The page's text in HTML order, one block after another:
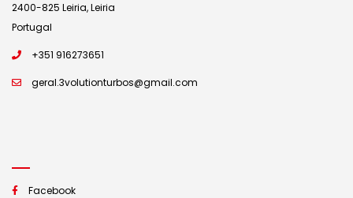
2400-825 Leiria, Leiria
Portugal
+351 916273651
geral.3volutionturbos@gmail.com
Facebook